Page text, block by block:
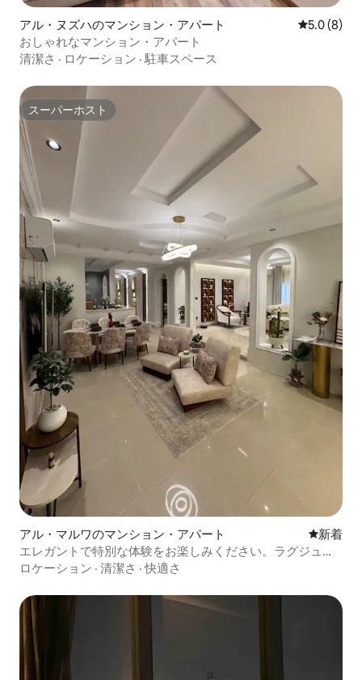
アル・ヌズハのマンション・アパート レビュー8
5.0 (8)
おしゃれなマンション・アパート
清潔さ · ロケーション · 駐車スペース
スーパーホスト
スーパーホスト
アル・マルワのマンション・アパート 新しい宿
新着
エレガントで特別な体験をお楽しみください。ラグジュア
リーなアパートメント
ロケーション · 清潔さ ·快適さ